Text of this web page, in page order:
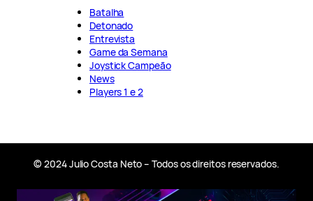
Batalha
Detonado
Entrevista
Game da Semana
Joystick Campeão
News
Players 1 e 2
© 2024 Julio Costa Neto – Todos os direitos reservados.